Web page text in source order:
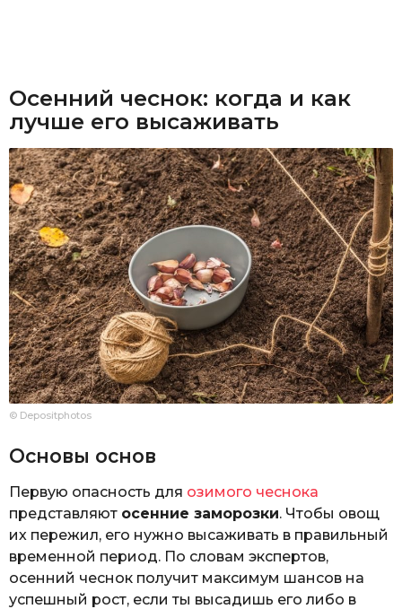
Осенний чеснок: когда и как
лучше его высаживать
© Depositphotos
Основы основ
Первую опасность для озимого чеснока
представляют осенние заморозки. Чтобы овощ
их пережил, его нужно высаживать в правильный
временной период. По словам экспертов,
осенний чеснок получит максимум шансов на
успешный рост, если ты высадишь его либо в